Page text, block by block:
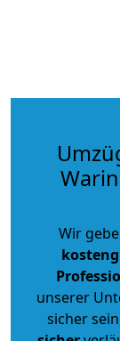
Wir
unserer
sicher